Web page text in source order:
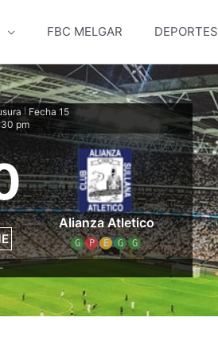
FBC MELGAR DEPORTES
Fecha 15
pm
Alianza Atletico
G P E G G